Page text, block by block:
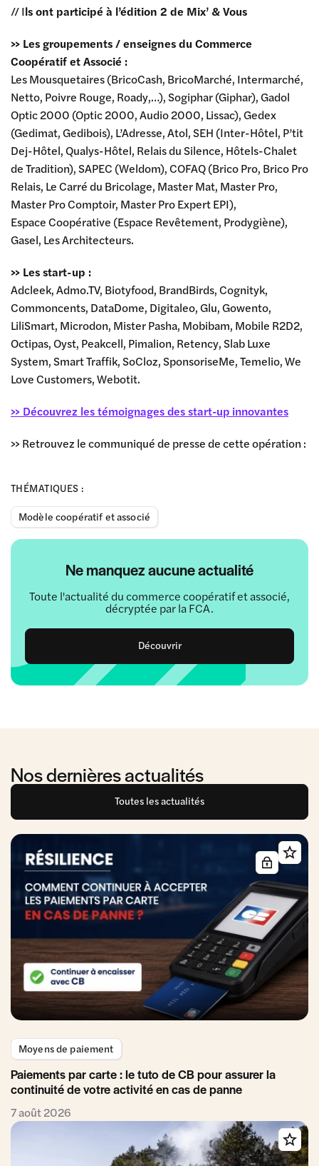
THÉMATIQUES :
Modèle coopératif et associé
Ne manquez aucune actualité
Toute l'actualité du commerce coopératif et associé,
décryptée par la FCA.
Découvrir
// Ils ont participé à l’édition 2 de Mix’ & Vous
>> Les groupements / enseignes du Commerce
Coopératif et Associé :
Les Mousquetaires (BricoCash, BricoMarché, Intermarché,
Netto, Poivre Rouge, Roady,…), Sogiphar (Giphar), Gadol
Optic 2000 (Optic 2000, Audio 2000, Lissac), Gedex
(Gedimat, Gedibois), L’Adresse, Atol, SEH (Inter-Hôtel, P’tit
Dej-Hôtel, Qualys-Hôtel, Relais du Silence, Hôtels-Chalet
de Tradition), SAPEC (Weldom), COFAQ (Brico Pro, Brico Pro
Relais, Le Carré du Bricolage, Master Mat, Master Pro,
Master Pro Comptoir, Master Pro Expert EPI),
Espace Coopérative (Espace Revêtement, Prodygiène),
Gasel, Les Architecteurs.
>> Les start-up :
Adcleek, Admo.TV, Biotyfood, BrandBirds, Cognityk,
Commoncents, DataDome, Digitaleo, Glu, Gowento,
LiliSmart, Microdon, Mister Pasha, Mobibam, Mobile R2D2,
Octipas, Oyst, Peakcell, Pimalion, Retency, Slab Luxe
System, Smart Traffik, SoCloz, SponsoriseMe, Temelio, We
Love Customers, Webotit.
>> Découvrez les témoignages des start-up innovantes
>> Retrouvez le communiqué de presse de cette opération :
Nos dernières actualités
Toutes les actualités
Moyens de paiement
Paiements par carte : le tuto de CB pour assurer la
continuité de votre activité en cas de panne
7 août 2026